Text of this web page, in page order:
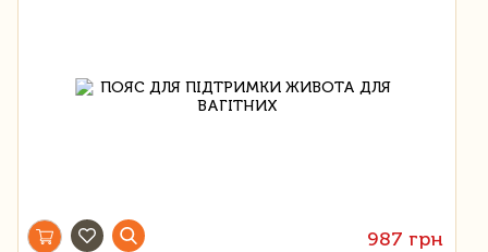
987 грн